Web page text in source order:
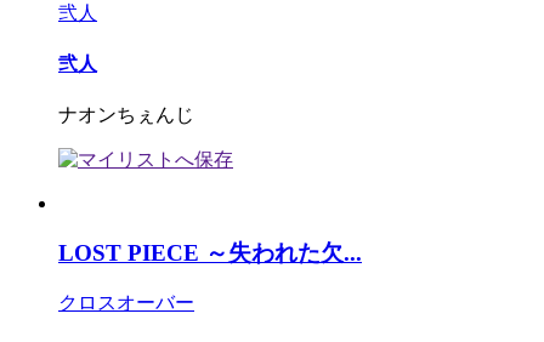
弐人
弐人
ナオンちぇんじ
LOST PIECE ～失われた欠...
クロスオーバー